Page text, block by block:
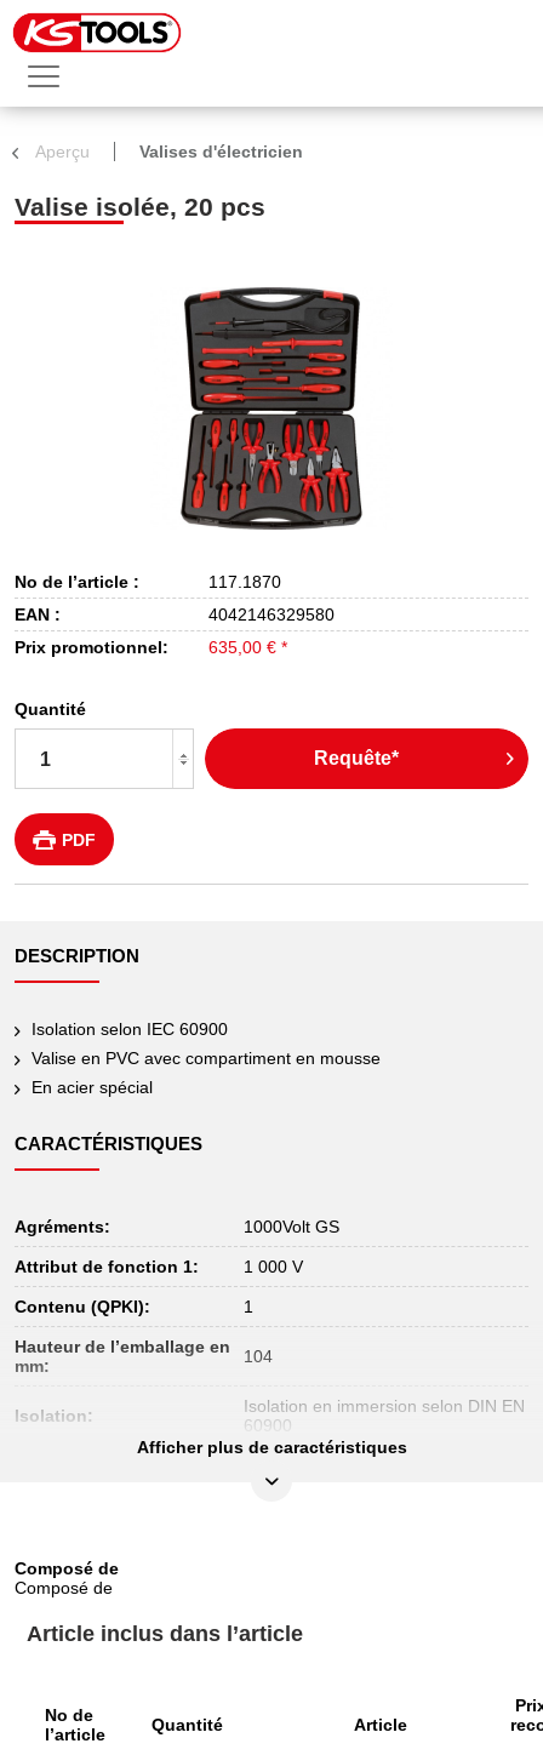
Aperçu Valises d'électricien
Valise isolée, 20 pcs
No de l’article :
117.1870
EAN :
4042146329580
Prix promotionnel:
635,00 € *
Quantité
Requête*
PDF
DESCRIPTION
Isolation selon IEC 60900
Valise en PVC avec compartiment en mousse
En acier spécial
CARACTÉRISTIQUES
Agréments: 1000Volt GS
Attribut de fonction 1: 1 000 V
Contenu (QPKI): 1
Hauteur de l’emballage en
mm:
104
Isolation:
Isolation en immersion selon DIN EN
60900
352
Matière:
Norme: IEC 60900
Retour exclu:
Afficher plus de caractéristiques
Composé de
Composé de
Article inclus dans l’article
No de
l’article
Quantité Article